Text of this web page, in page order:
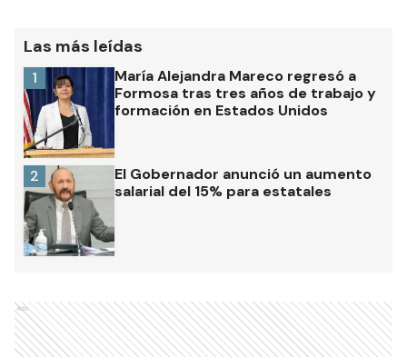
Las más leídas
María Alejandra Mareco regresó a
Formosa tras tres años de trabajo y
formación en Estados Unidos
1
El Gobernador anunció un aumento
salarial del 15% para estatales
2
Ads